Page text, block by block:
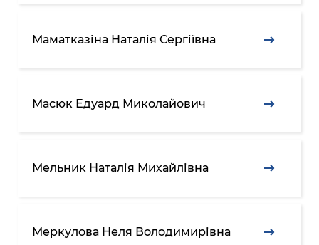
Маматказіна Наталія Сергіївна
Масюк Едуард Миколайович
Мельник Наталія Михайлівна
Меркулова Неля Володимирівна